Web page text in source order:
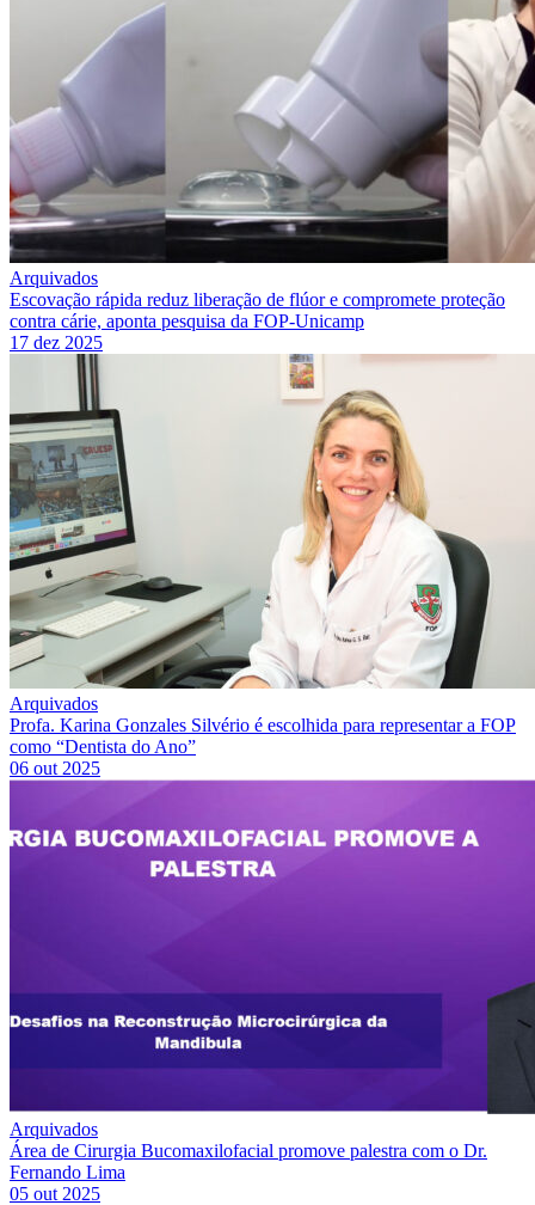
Arquivados
Escovação rápida reduz liberação de flúor e compromete proteção
contra cárie, aponta pesquisa da FOP-Unicamp
17 dez 2025
Arquivados
Profa. Karina Gonzales Silvério é escolhida para representar a FOP
como “Dentista do Ano”
06 out 2025
Arquivados
Área de Cirurgia Bucomaxilofacial promove palestra com o Dr.
Fernando Lima
05 out 2025